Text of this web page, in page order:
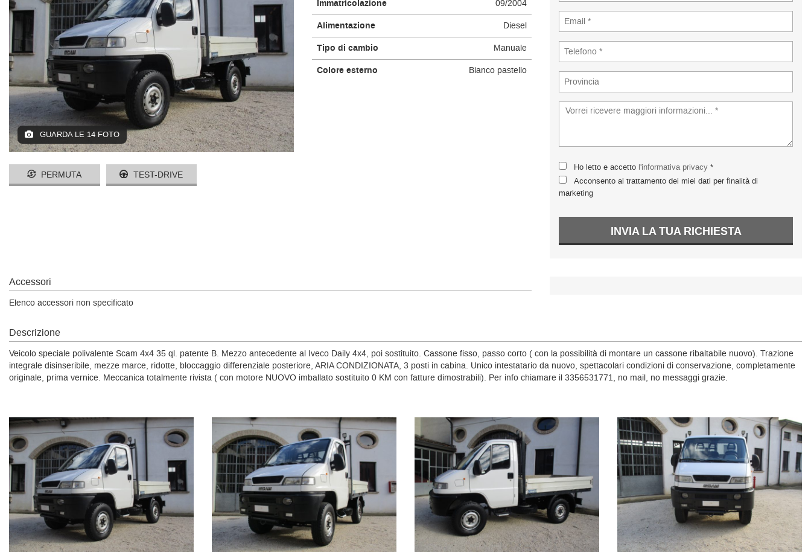
GUARDA LE 14 FOTO
PERMUTA TEST-DRIVE
Immatricolazione 09/2004
Alimentazione Diesel
Tipo di cambio Manuale
Colore esterno Bianco pastello
Ho letto e accetto l'informativa privacy *
Acconsento al trattamento dei miei dati per finalità di
marketing
INVIA LA TUA RICHIESTA
Accessori
Elenco accessori non specificato
Descrizione
Veicolo speciale polivalente Scam 4x4 35 ql. patente B. Mezzo antecedente al Iveco Daily 4x4, poi sostituito. Cassone fisso, passo corto ( con la possibilità di montare un cassone ribaltabile nuovo). Trazione
integrale disinseribile, mezze marce, ridotte, bloccaggio differenziale posteriore, ARIA CONDIZIONATA, 3 posti in cabina. Unico intestatario da nuovo, spettacolari condizioni di conservazione, completamente
originale, prima vernice. Meccanica totalmente rivista ( con motore NUOVO imballato sostituito 0 KM con fatture dimostrabili). Per info chiamare il 3356531771, no mail, no messaggi grazie.